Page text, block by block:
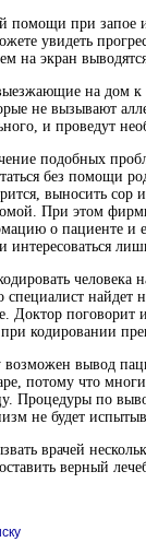
помощи при запое
увидеть
на экран
на дом к
не вызывают
и проведут
подобных
без помощи
выносить
При этом
о пациенте и
интересоваться
человека
специалист
Доктор поговорит
кодировании
вывод
потому что
Процедуры по
не будет
врачей
верный